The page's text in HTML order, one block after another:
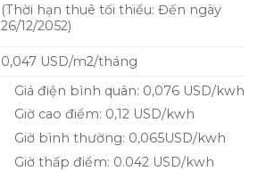
(Thời hạn thuê tối thiểu: Đến ngày
26/12/2052)
0,047 USD/m2/tháng
Giá điện bình quân: 0,076 USD/kwh
Giờ cao điểm: 0,12 USD/kwh
Giờ bình thường: 0,065USD/kwh
Giờ thấp điểm: 0.042 USD/kwh